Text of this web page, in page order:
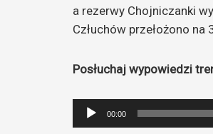
a rezerwy Chojniczanki
Człuchów przełożono na
Posłuchaj wypowiedzi
Odtwarzacz
plików
00:00